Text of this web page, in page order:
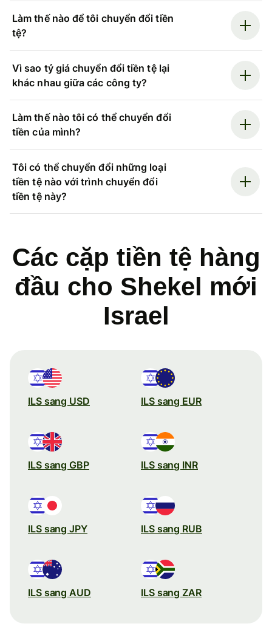
Làm thế nào để tôi chuyển đổi tiền
tệ?
Vì sao tỷ giá chuyển đổi tiền tệ lại
khác nhau giữa các công ty?
Làm thế nào tôi có thể chuyển đổi
tiền của mình?
Tôi có thể chuyển đổi những loại
tiền tệ nào với trình chuyển đổi
tiền tệ này?
Các cặp tiền tệ hàng
đầu cho Shekel mới
Israel
ILS sang USD ILS sang EUR
ILS sang GBP ILS sang INR
ILS sang JPY ILS sang RUB
ILS sang AUD ILS sang ZAR